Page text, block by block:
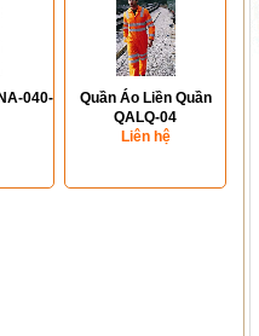
040-
Quần Áo Liền Quần
QALQ-04
Liên hệ